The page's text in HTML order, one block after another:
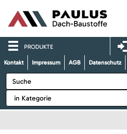
PRODUKTE
Kontakt Impressum AGB Datenschutz